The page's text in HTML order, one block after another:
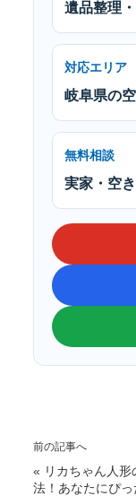
遺品整理
対応エリア
岐阜県の
無料相談
実家・空
前の記事へ
« リカちゃん人形
法！あなたにぴ